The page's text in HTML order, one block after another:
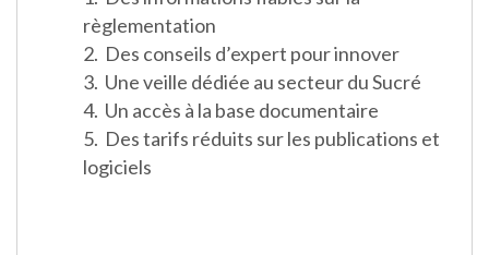
règlementation
2. Des conseils d’expert pour innover
3. Une veille dédiée au secteur du Sucré
4. Un accès à la base documentaire
5. Des tarifs réduits sur les publications et
logiciels